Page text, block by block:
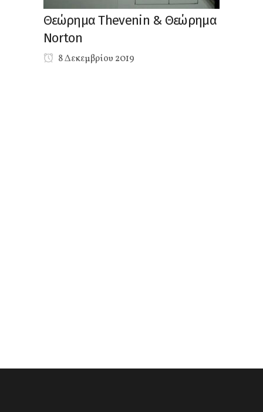
Θεώρημα Thevenin & Θεώρημα
Norton
8 Δεκεμβρίου 2019